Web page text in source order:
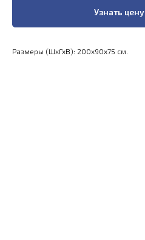
Узнать цену
Размеры (ШхГхВ): 200x90x75 см.